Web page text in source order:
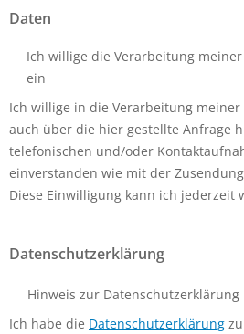
Daten
Ich willige die Verarbeitung
ein
Ich willige in die Verarbeitung
auch über die hier gestellte Anfrage
telefonischen und/oder
einverstanden wie mit der
Diese Einwilligung kann ich jederzeit
Datenschutzerklärung
Hinweis zur Datenschutzerklärung
Ich habe die Datenschutzerklärung